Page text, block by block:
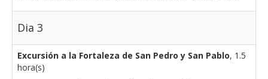
Dia 3
Excursión a la Fortaleza de San Pedro y San Pablo, 1.5
hora(s)